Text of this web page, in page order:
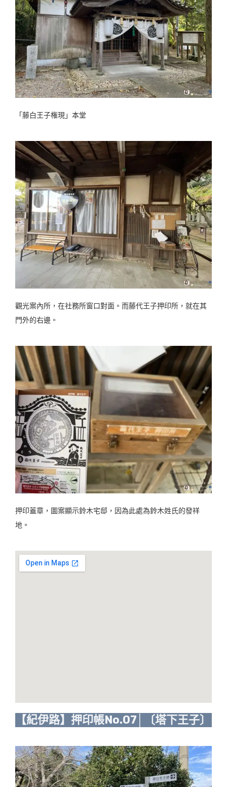
「藤白王子権現」本堂
觀光案內所，在社務所窗口對面。而藤代王子押印所，就在其
門外的右邊。
押印蓋章，圖案顯示鈴木宅邸，因為此處為鈴木姓氏的發祥
地。
【紀伊路】押印帳No.07│〔塔下王子〕